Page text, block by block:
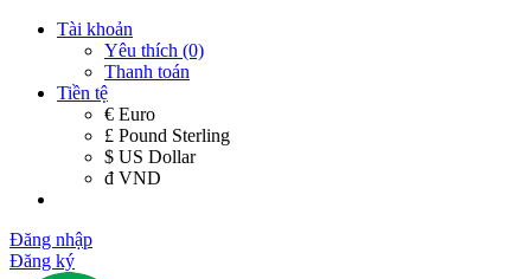
Tài khoản
Yêu thích (0)
Thanh toán
Tiền tệ
€ Euro
£ Pound Sterling
$ US Dollar
đ VND
Đăng nhập
Đăng ký